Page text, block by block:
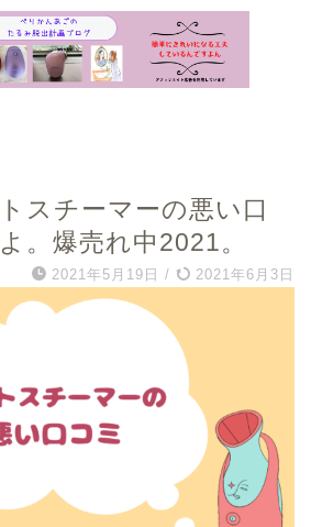
スチーマーの悪い口
。爆売れ中2021。
2021年5月19日 / 2021年6月3日